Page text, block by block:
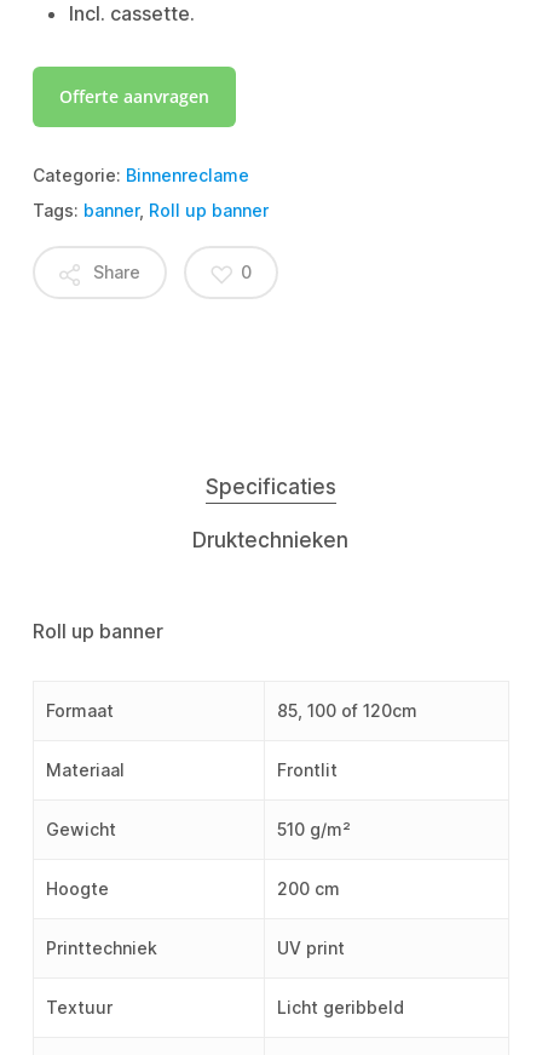
Incl. cassette.
Offerte aanvragen
Categorie: Binnenreclame
Tags: banner, Roll up banner
Share 0
Specificaties
Druktechnieken
Roll up banner
Formaat 85, 100 of 120cm
Materiaal Frontlit
Gewicht 510 g/m²
Hoogte 200 cm
Printtechniek UV print
Textuur Licht geribbeld